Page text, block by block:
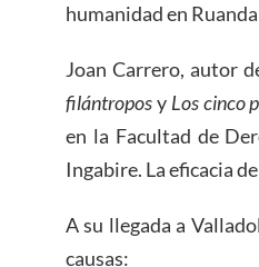
humanidad en
Joan Carrero, autor
filántroposy Los cinco
en la Facultad de
Ingabire. La eficacia
A su llegada a
causas: